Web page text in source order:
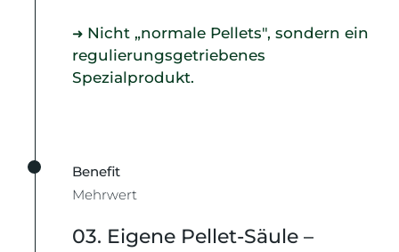
➜ Nicht „normale Pellets", sondern ein
regulierungsgetriebenes
Spezialprodukt.
Benefit
Mehrwert
03. Eigene Pellet-Säule –